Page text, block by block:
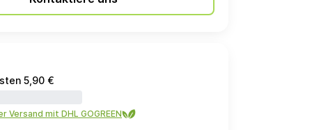
5,90 €
Versand mit DHL GOGREEN